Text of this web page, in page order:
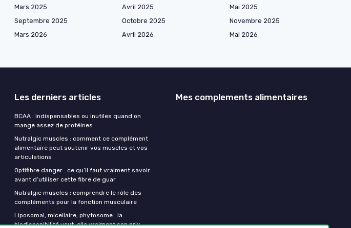
Mars 2025 Avril 2025
Mai 2025
Septembre 2025 Octobre 2025
Novembre 2025
Mars 2026 Avril 2026
Mai 2026
Les derniers articles
BCAA : indispensables ou inutiles quand on
mange assez de protéines
Nutralgic muscles : comment ce complément
alimentaire peut soutenir vos muscles et vos
articulations
Optifibre danger : ce qu’il faut vraiment savoir
avant d’utiliser cette fibre de guar
Nutralgic muscles : comprendre le rôle des
compléments pour la fonction musculaire
Liposomal, micellaire, phytosome : la
biodisponibilité vaut-elle vraiment son prix
Mes complements alimentaires